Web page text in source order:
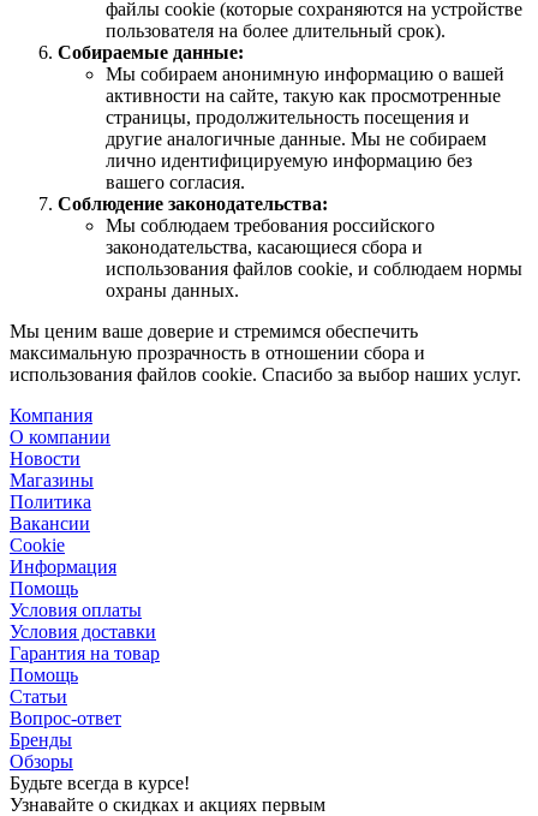
файлы cookie (которые сохраняются на устройстве
пользователя на более длительный срок).
Собираемые данные:
Мы собираем анонимную информацию о вашей
активности на сайте, такую как просмотренные
страницы, продолжительность посещения и
другие аналогичные данные. Мы не собираем
лично идентифицируемую информацию без
вашего согласия.
Соблюдение законодательства:
Мы соблюдаем требования российского
законодательства, касающиеся сбора и
использования файлов cookie, и соблюдаем нормы
охраны данных.
Мы ценим ваше доверие и стремимся обеспечить
максимальную прозрачность в отношении сбора и
использования файлов cookie. Спасибо за выбор наших услуг.
Компания
О компании
Новости
Магазины
Политика
Вакансии
Сookie
Информация
Помощь
Условия оплаты
Условия доставки
Гарантия на товар
Помощь
Статьи
Вопрос-ответ
Бренды
Обзоры
Будьте всегда в курсе!
Узнавайте о скидках и акциях первым